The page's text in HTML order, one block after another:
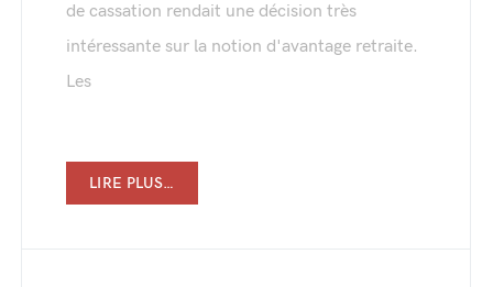
de cassation rendait une décision très
intéressante sur la notion d'avantage retraite.
Les
LIRE PLUS…